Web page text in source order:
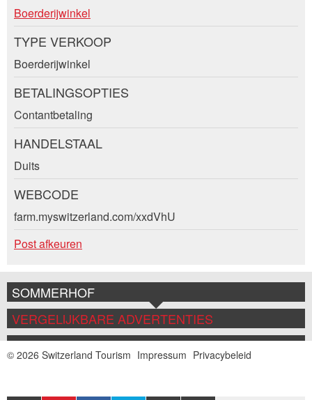
* Invoer vereist
BERICHT SCHRIJVEN
Sluiten
Postcode / Plaats *:
E-mail *:
Telefoon *:
Bericht:
* Verplicht veld
SLUITEN
Adresse
Nachricht
Boerderijwinkel
TYPE VERKOOP
Boerderijwinkel
BETALINGSOPTIES
Contantbetaling
HANDELSTAAL
Duits
WEBCODE
farm.myswitzerland.com/xxdVhU
Post afkeuren
SOMMERHOF
VERGELIJKBARE ADVERTENTIES
© 2026 Switzerland Tourism Impressum Privacybeleid